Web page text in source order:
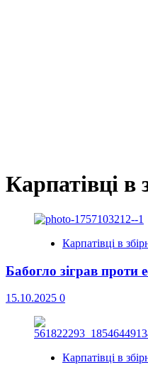
Карпатівці в
Карпатівці в
Бабогло зіграв проти
15.10.2025 0
Карпатівці в